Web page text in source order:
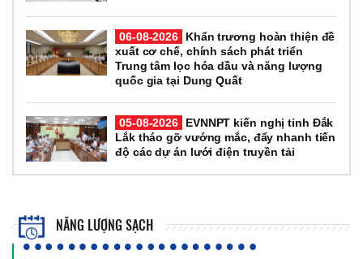
06-08-2026
Khẩn trương hoàn thiện đề
xuất cơ chế, chính sách phát triển
Trung tâm lọc hóa dầu và năng lượng
quốc gia tại Dung Quất
05-08-2026
EVNNPT kiến nghị tỉnh Đắk
Lắk tháo gỡ vướng mắc, đẩy nhanh tiến
độ các dự án lưới điện truyền tải
NĂNG LƯỢNG SẠCH